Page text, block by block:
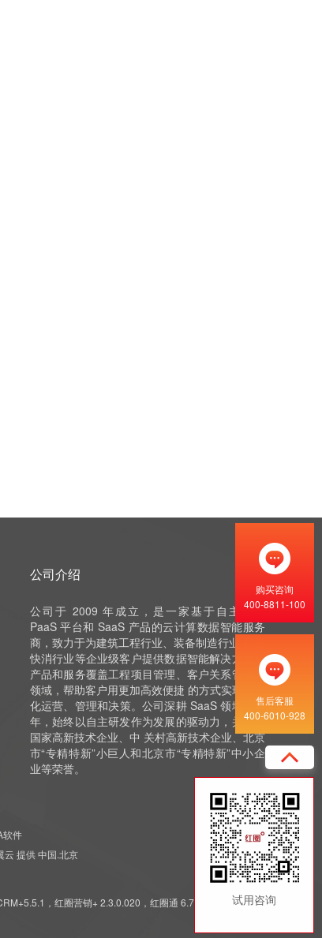
公司介绍
公司于 2009 年成立，是一家基于自主研发
PaaS 平台和 SaaS 产品的云计算数据智能服务
商，致力于为建筑工程行业、装备制造行业 和泛
快消行业等企业级客户提供数据智能解决方案，
产品和服务覆盖工程项目管理、客户关系管理等
领域，帮助客户用更加高效便捷 的方式实现数字
化运营、管理和决策。公司深耕 SaaS 领域十余
年，始终以自主研发作为发展的驱动力，并获评
国家高新技术企业、中 关村高新技术企业、北京
市“专精特新”小巨人和北京市“专精特新”中小企
业等荣誉。
软件
提供 中国.北京
，红圈营销+ 2.3.0.020，红圈通 6.7.7.011
购买咨询
400-8811-100
售后客服
400-6010-928
试用咨询